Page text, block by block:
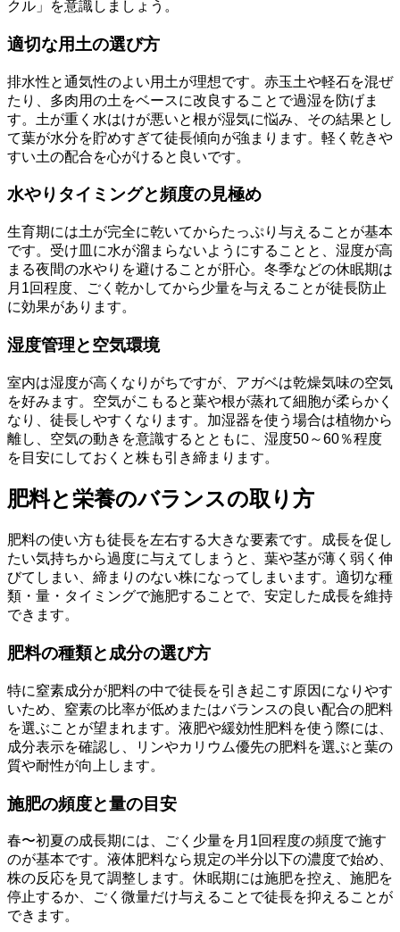
クル」を意識しましょう。
適切な用土の選び方
排水性と通気性のよい用土が理想です。赤玉土や軽石を混ぜ
たり、多肉用の土をベースに改良することで過湿を防げま
す。土が重く水はけが悪いと根が湿気に悩み、その結果とし
て葉が水分を貯めすぎて徒長傾向が強まります。軽く乾きや
すい土の配合を心がけると良いです。
水やりタイミングと頻度の見極め
生育期には土が完全に乾いてからたっぷり与えることが基本
です。受け皿に水が溜まらないようにすることと、湿度が高
まる夜間の水やりを避けることが肝心。冬季などの休眠期は
月1回程度、ごく乾かしてから少量を与えることが徒長防止
に効果があります。
湿度管理と空気環境
室内は湿度が高くなりがちですが、アガベは乾燥気味の空気
を好みます。空気がこもると葉や根が蒸れて細胞が柔らかく
なり、徒長しやすくなります。加湿器を使う場合は植物から
離し、空気の動きを意識するとともに、湿度50～60％程度
を目安にしておくと株も引き締まります。
肥料と栄養のバランスの取り方
肥料の使い方も徒長を左右する大きな要素です。成長を促し
たい気持ちから過度に与えてしまうと、葉や茎が薄く弱く伸
びてしまい、締まりのない株になってしまいます。適切な種
類・量・タイミングで施肥することで、安定した成長を維持
できます。
肥料の種類と成分の選び方
特に窒素成分が肥料の中で徒長を引き起こす原因になりやす
いため、窒素の比率が低めまたはバランスの良い配合の肥料
を選ぶことが望まれます。液肥や緩効性肥料を使う際には、
成分表示を確認し、リンやカリウム優先の肥料を選ぶと葉の
質や耐性が向上します。
施肥の頻度と量の目安
春〜初夏の成長期には、ごく少量を月1回程度の頻度で施す
のが基本です。液体肥料なら規定の半分以下の濃度で始め、
株の反応を見て調整します。休眠期には施肥を控え、施肥を
停止するか、ごく微量だけ与えることで徒長を抑えることが
できます。